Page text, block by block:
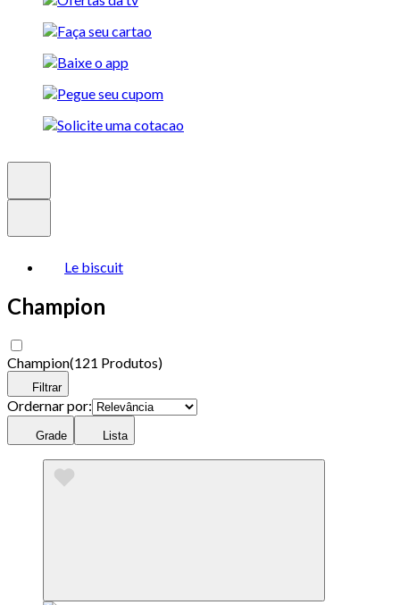
Le biscuit
Champion
Champion(121 Produtos)
Filtrar
Ordernar por:
Grade Lista